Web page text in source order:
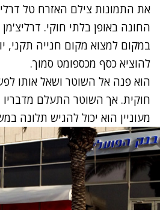
את התמונות צילם האזרח טל
החונה באופן בלתי חוקי.
במקום למצוא מקום חנייה תקני,
להוציא כסף מכספומט סמוך.
הוא פנה אל השוטר ושאל אותו
חוקית. אך השוטר התעלם מדבריו
מעוניין הוא יכול להגיש תלונה